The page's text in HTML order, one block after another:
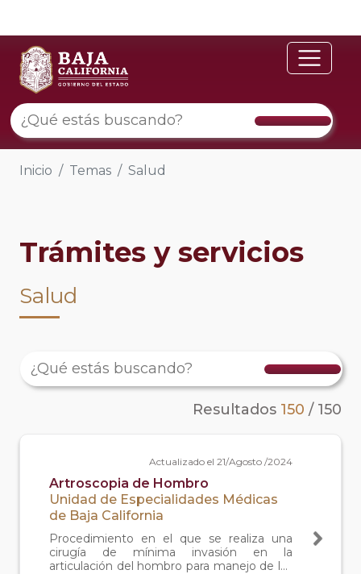
Inicio Temas Salud
Trámites y servicios
Salud
Resultados 150 / 150
Actualizado el 21/Agosto /2024
Artroscopia de Hombro
Unidad de Especialidades Médicas
de Baja California
Procedimiento en el que se realiza una
cirugía de mínima invasión en la
articulación del hombro para manejo de las